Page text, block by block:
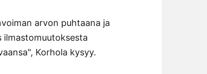
arvon puhtaana ja
ilmastomuutoksesta
Korhola kysyy.